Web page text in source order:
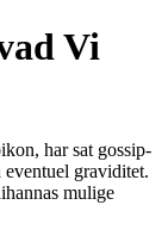
Vi
har sat gossip-
eventuel graviditet.
mulige